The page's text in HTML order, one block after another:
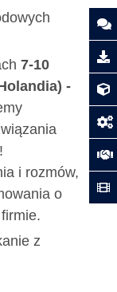
7-10
-
i rozmów,
o
z